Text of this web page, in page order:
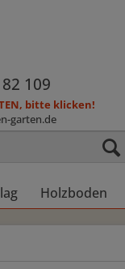
109
bitte klicken!
garten.de
Holzboden